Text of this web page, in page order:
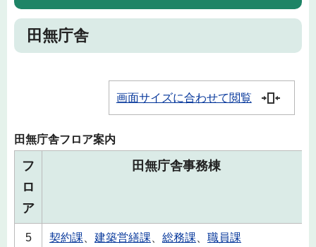
田無庁舎
画面サイズに合わせて閲覧
田無庁舎フロア案内
フ
ロ
ア
田無庁舎事務棟
5
契約課 建築営繕課 総務課
職員課